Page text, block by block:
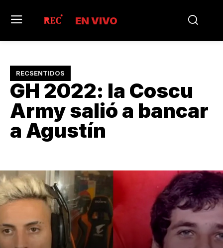
EN VIVO
RECSENTIDOS
GH 2022: la Coscu
Army salió a bancar
a Agustín